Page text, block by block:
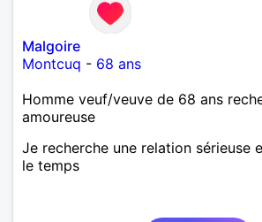
Malgoire
Montcuq - 68 ans
Homme veuf/veuve de 68 ans
amoureuse
Je recherche une relation sérieuse
le temps